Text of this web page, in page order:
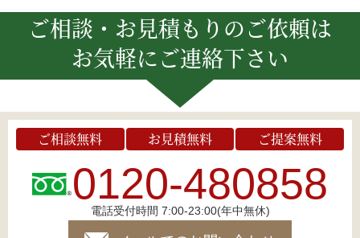
ご相談・お見積もりのご依頼は
お気軽にご連絡下さい
ご相談無料 お見積無料 ご提案無料
0120-480858
電話受付時間 7:00-23:00(年中無休)